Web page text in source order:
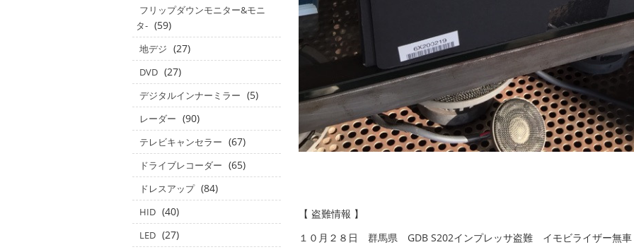
【 盗難情報 】
１０月２８日 群馬県 GDB S202インプレッサ盗難 イモビライザー無
フリップダウンモニター&モニ
タ‐ (59)
地デジ (27)
DVD (27)
デジタルインナーミラー (5)
レーダー (90)
テレビキャンセラー (67)
ドライブレコーダー (65)
ドレスアップ (84)
HID (40)
LED (27)